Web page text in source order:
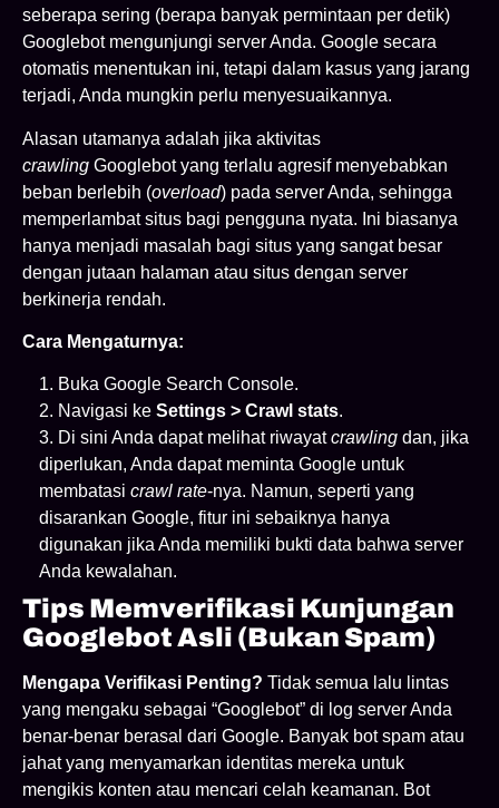
seberapa sering (berapa banyak permintaan per detik)
Googlebot mengunjungi server Anda. Google secara
otomatis menentukan ini, tetapi dalam kasus yang jarang
terjadi, Anda mungkin perlu menyesuaikannya.
Alasan utamanya adalah jika aktivitas
crawling Googlebot yang terlalu agresif menyebabkan
beban berlebih (overload) pada server Anda, sehingga
memperlambat situs bagi pengguna nyata. Ini biasanya
hanya menjadi masalah bagi situs yang sangat besar
dengan jutaan halaman atau situs dengan server
berkinerja rendah.
Cara Mengaturnya:
Buka Google Search Console.
Navigasi ke Settings > Crawl stats.
Di sini Anda dapat melihat riwayatcrawling dan, jika
diperlukan, Anda dapat meminta Google untuk
membatasi crawl rate-nya. Namun, seperti yang
disarankan Google, fitur ini sebaiknya hanya
digunakan jika Anda memiliki bukti data bahwa server
Anda kewalahan.
Tips Memverifikasi Kunjungan
Googlebot Asli (Bukan Spam)
Mengapa Verifikasi Penting? Tidak semua lalu lintas
yang mengaku sebagai “Googlebot” di log server Anda
benar-benar berasal dari Google. Banyak bot spam atau
jahat yang menyamarkan identitas mereka untuk
mengikis konten atau mencari celah keamanan. Bot